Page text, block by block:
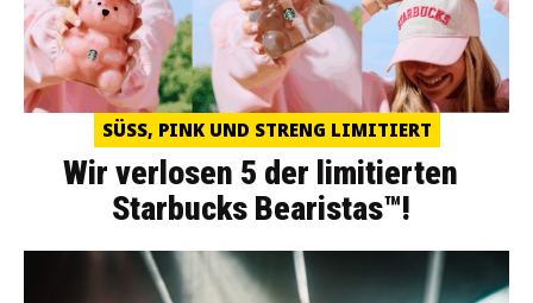
SÜSS, PINK UND STRENG LIMITIERT
Wir verlosen 5 der limitierten
Starbucks Bearistas™!